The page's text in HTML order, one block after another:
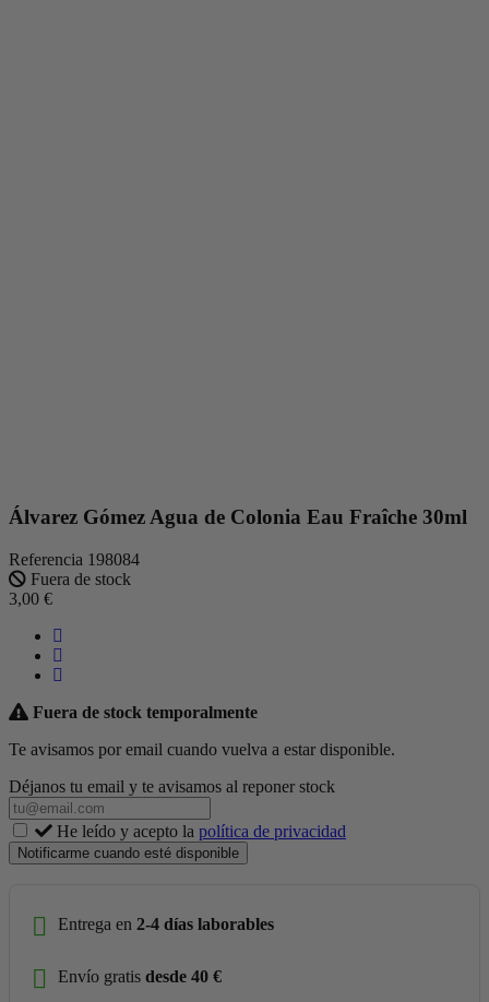
Álvarez Gómez Agua de Colonia Eau Fraîche 30ml
Referencia 198084
Fuera de stock
3,00 €
Fuera de stock temporalmente
Te avisamos por email cuando vuelva a estar disponible.
Déjanos tu email y te avisamos al reponer stock
He leído y acepto la política de privacidad
Notificarme cuando esté disponible
Entrega en 2-4 días laborables
Envío gratis desde 40 €